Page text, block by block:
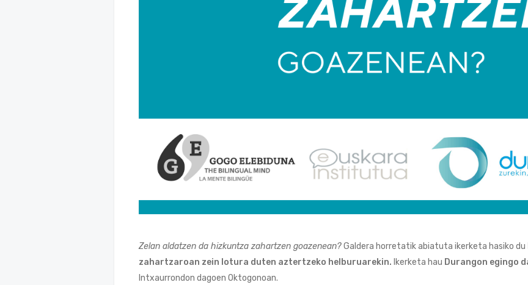
Zelan aldatzen da hizkuntza zahartzen goazenean?Galdera horretatik abiatuta ikerketa hasiko du
zahartzaroan zein lotura duten aztertzeko helburuarekin. Ikerketa hau Durangon egingo
Intxaurrondon dagoen Oktogonoan.